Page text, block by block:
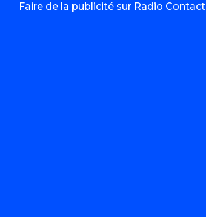
Faire de la publicité sur Radio Contact